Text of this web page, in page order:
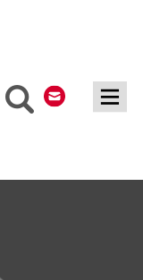
Suche